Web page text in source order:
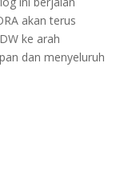
akan terus
ke arah
dan menyeluruh